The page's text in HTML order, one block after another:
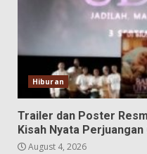
Hiburan
Trailer dan Poster
Kisah Nyata Perjuangan
August 4, 2026